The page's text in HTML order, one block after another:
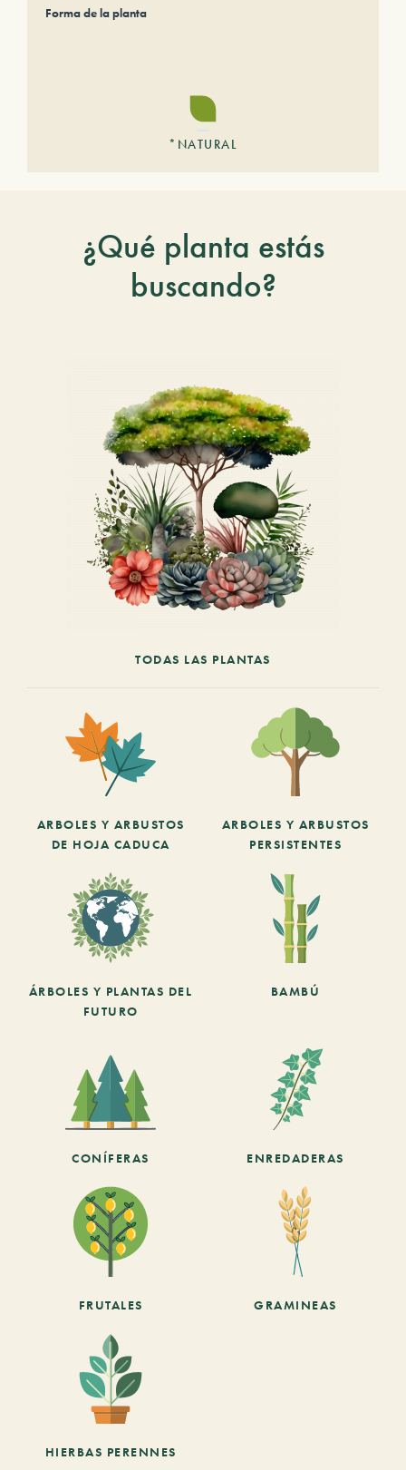
Forma de la planta
*NATURAL
¿Qué planta estás
buscando?
TODAS LAS PLANTAS
ARBOLES Y ARBUSTOS
DE HOJA CADUCA
ARBOLES Y ARBUSTOS
PERSISTENTES
ÁRBOLES Y PLANTAS DEL
FUTURO
BAMBÚ
CONÍFERAS ENREDADERAS
FRUTALES GRAMINEAS
HIERBAS PERENNES